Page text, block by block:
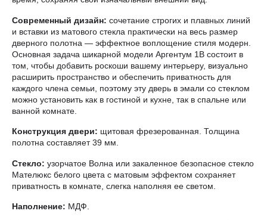
Современный дизайн: сочетание строгих и плавных линий
и вставки из матового стекла практически на весь размер
дверного полотна — эффектное воплощение стиля модерн.
Основная задача шикарной модели Аргентум 1B состоит в
том, чтобы добавить роскоши вашему интерьеру, визуально
расширить пространство и обеспечить приватность для
каждого члена семьи, поэтому эту дверь в эмали со стеклом
можно установить как в гостиной и кухне, так в спальне или
ванной комнате.
Конструкция двери: щитовая фрезерованная. Толщина
полотна составляет 39 мм.
Стекло: узорчатое Волна или закаленное безопасное стекло
Мателюкс белого цвета с матовым эффектом сохраняет
приватность в комнате, слегка наполняя ее светом.
Наполнение: МДФ.